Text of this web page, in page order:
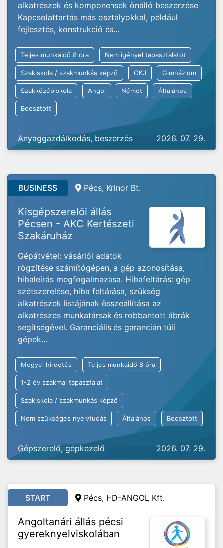
alkatrészek és komponensek önálló beszerzése
Kapcsolattartás más osztályokkal, például
fejlesztés, konstrukció és...
Teljes munkaidő 8 óra Nem igényel tapasztalatot
Szakiskola / szakmunkás képző OKJ Gimnázium
Szakközépiskola Angol Német Általános
Beosztott
Anyaggazdálkodás, beszerzés 2026. 07. 29.
BUSINESS Pécs, Krinor Bt.
Kisgépszerelői állás
Pécsen - AKC Kertészeti
Szakáruház
Gépátvétel: vásárlói adatok
rögzítése számítógépen, a gép azonosítása,
hibaleírás megfogalmazása. Hibafeltárás: gép
szétszerelése, hiba feltárása, szükség
alkatrészek listájának összeállítása az
alkatrészes munkatársak és robbantott ábrák
segítségével. Garanciális és garancián túli
gépek...
Megyei hirdetés Teljes munkaidő 8 óra
1-2 év szakmai tapasztalat
Szakiskola / szakmunkás képző
Nem szükséges nyelvtudás Általános Beosztott
Gépszerelő, gépkezelő 2026. 07. 29.
START Pécs, HD-ANGOL Kft.
Angoltanári állás pécsi
gyereknyelviskolában